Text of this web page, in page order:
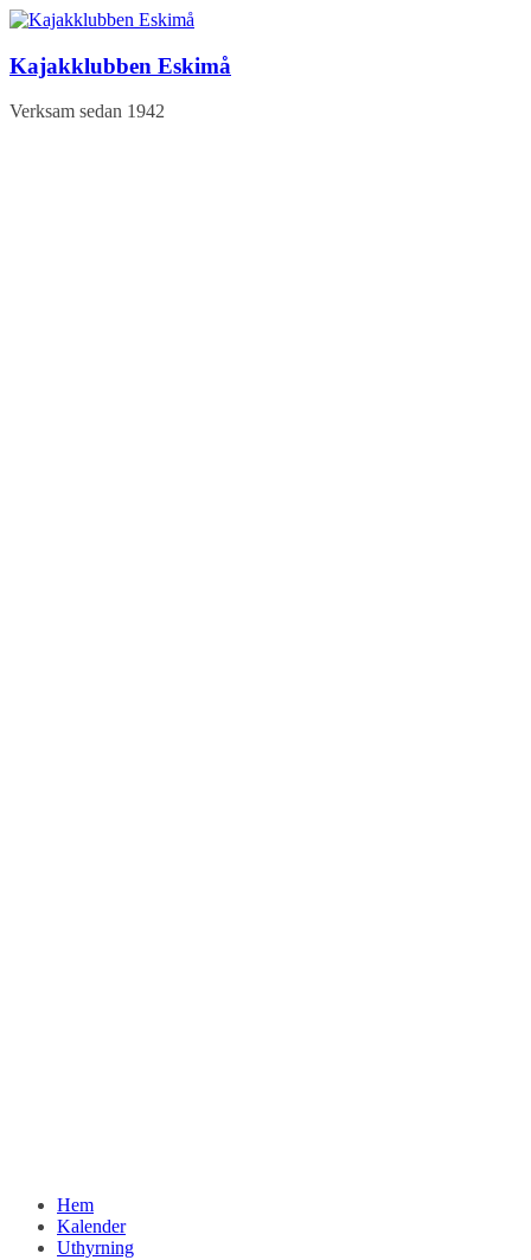
Hoppa
innehåll
Kajakklubben Eskimå
Verksam sedan 1942
Hem
Kalender
Uthyrning